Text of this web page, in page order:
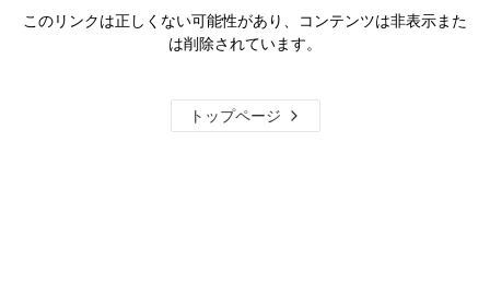
このリンクは正しくない可能性があり、コンテンツは非表示また
は削除されています。
トップページ